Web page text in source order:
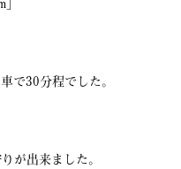
で30分程でした。
が出来ました。